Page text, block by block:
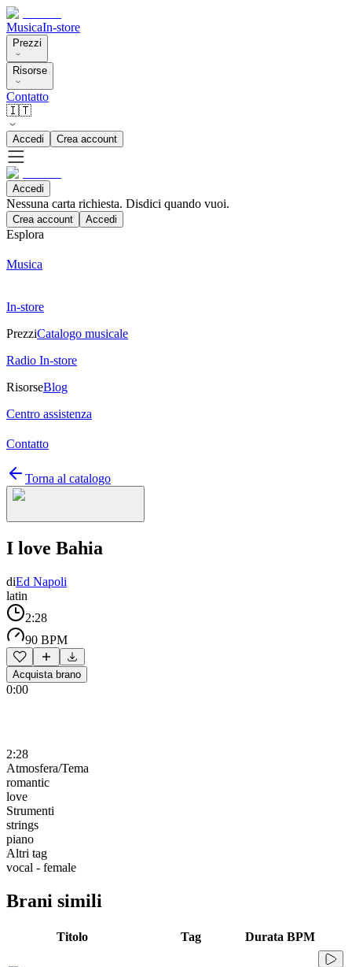
MusicaIn-store
Prezzi
Risorse
Contatto
🇮🇹
Accedi Crea account
Accedi
Nessuna carta richiesta. Disdici quando vuoi.
Crea account Accedi
Esplora
Musica
In-store
PrezziCatalogo musicale
Radio In-store
RisorseBlog
Centro assistenza
Contatto
Torna al catalogo
I love Bahia
diEd Napoli
latin
2:28
90 BPM
Acquista brano
0:00
2:28
Atmosfera/Tema
romantic
love
Strumenti
strings
piano
Altri tag
vocal - female
Brani simili
Titolo Tag Durata BPM